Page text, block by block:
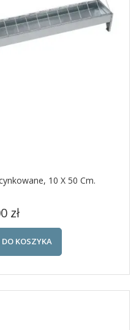
10 X 50 Cm.
zł
DO KOSZYKA